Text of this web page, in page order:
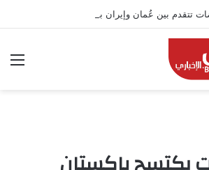
تتقدم بين عُمان وإيران بشأن هرمز